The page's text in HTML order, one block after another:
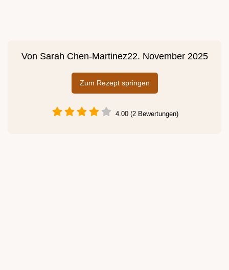
Von Sarah Chen-Martinez22. November 2025
Zum Rezept springen
4.00 (2 Bewertungen)